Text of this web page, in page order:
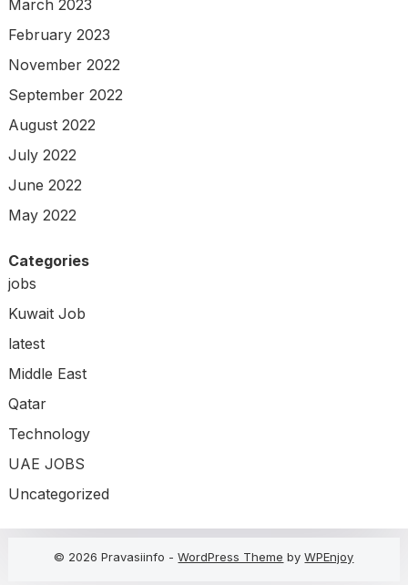
March 2023
February 2023
November 2022
September 2022
August 2022
July 2022
June 2022
May 2022
Categories
jobs
Kuwait Job
latest
Middle East
Qatar
Technology
UAE JOBS
Uncategorized
© 2026 Pravasiinfo -WordPress Theme byWPEnjoy